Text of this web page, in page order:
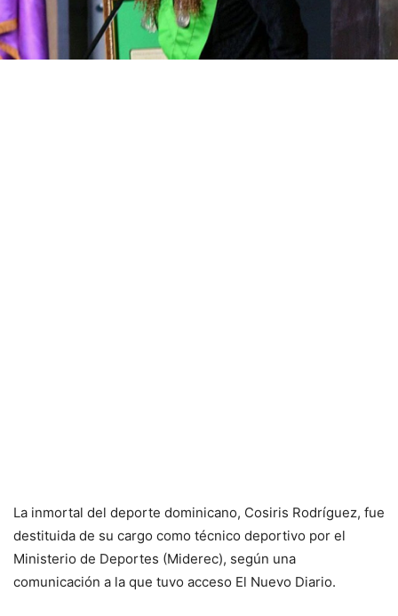
La inmortal del deporte dominicano, Cosiris Rodríguez, fue
destituida de su cargo como técnico deportivo por el
Ministerio de Deportes (Miderec), según una
comunicación a la que tuvo acceso El Nuevo Diario.